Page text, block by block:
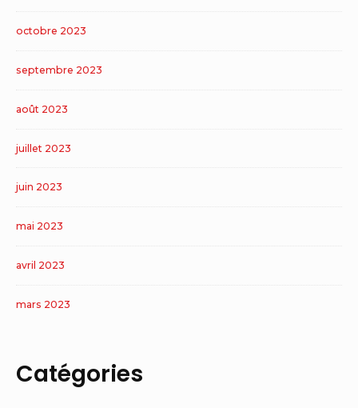
octobre 2023
septembre 2023
août 2023
juillet 2023
juin 2023
mai 2023
avril 2023
mars 2023
Catégories